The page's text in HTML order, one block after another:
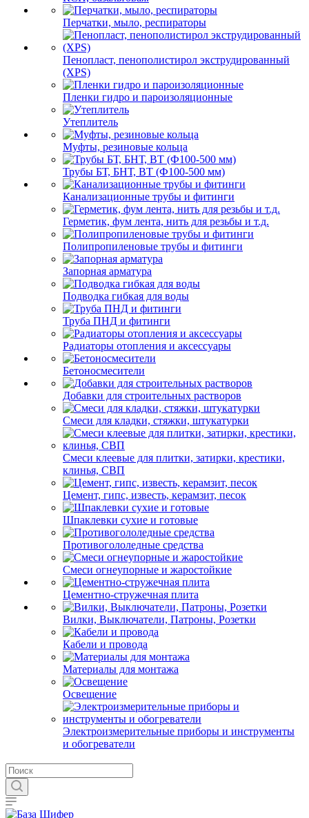
Перчатки, мыло, респираторы
Пенопласт, пенополистирол экструдированный
(XPS)
Пленки гидро и пароизоляционные
Утеплитель
Муфты, резиновые кольца
Трубы БТ, БНТ, ВТ (Ф100-500 мм)
Канализационные трубы и фитинги
Герметик, фум лента, нить для резьбы и т.д.
Полипропиленовые трубы и фитинги
Запорная арматура
Подводка гибкая для воды
Труба ПНД и фитинги
Радиаторы отопления и аксессуары
Бетоносмесители
Добавки для строительных растворов
Смеси для кладки, стяжки, штукатурки
Смеси клеевые для плитки, затирки, крестики,
клинья, СВП
Цемент, гипс, известь, керамзит, песок
Шпаклевки сухие и готовые
Противогололедные средства
Смеси огнеупорные и жаростойкие
Цементно-стружечная плита
Вилки, Выключатели, Патроны, Розетки
Кабели и провода
Материалы для монтажа
Освещение
Электроизмерительные приборы и инструменты
и обогреватели